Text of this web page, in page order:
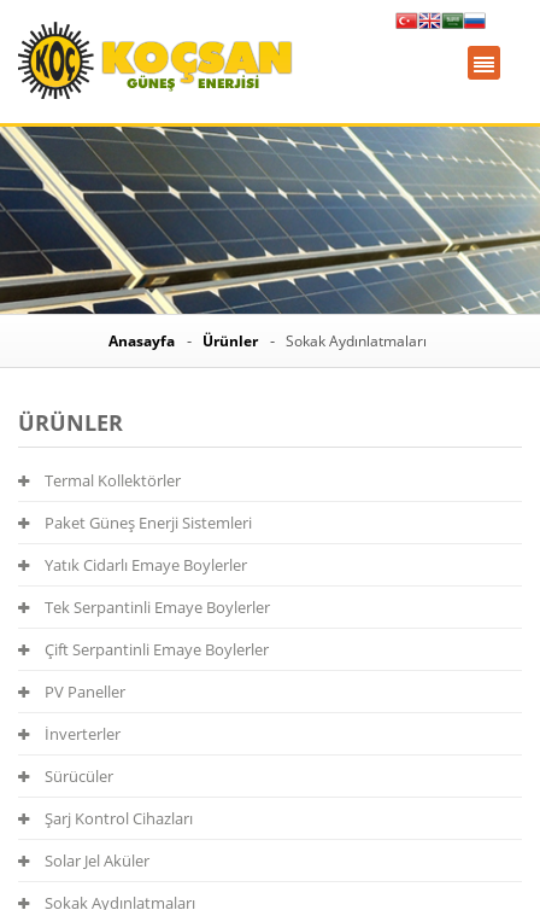
Anasayfa Ürünler Sokak Aydınlatmaları
ÜRÜNLER
Termal Kollektörler
Paket Güneş Enerji Sistemleri
Yatık Cidarlı Emaye Boylerler
Tek Serpantinli Emaye Boylerler
Çift Serpantinli Emaye Boylerler
PV Paneller
İnverterler
Sürücüler
Şarj Kontrol Cihazları
Solar Jel Aküler
Sokak Aydınlatmaları